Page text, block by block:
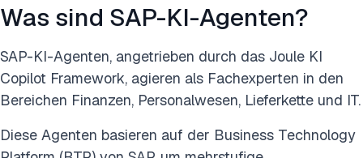
Was sind SAP-KI-Agenten?
SAP-KI-Agenten, angetrieben durch das Joule KI
Copilot Framework, agieren als Fachexperten in den
Bereichen Finanzen, Personalwesen, Lieferkette und IT.
Diese Agenten basieren auf der Business Technology